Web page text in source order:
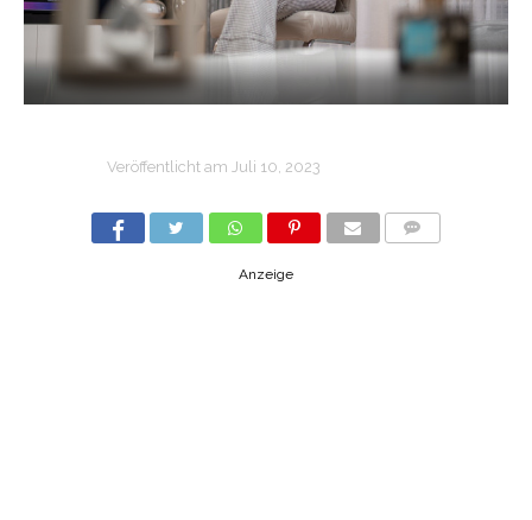
Veröffentlicht am Juli 10, 2023
Anzeige